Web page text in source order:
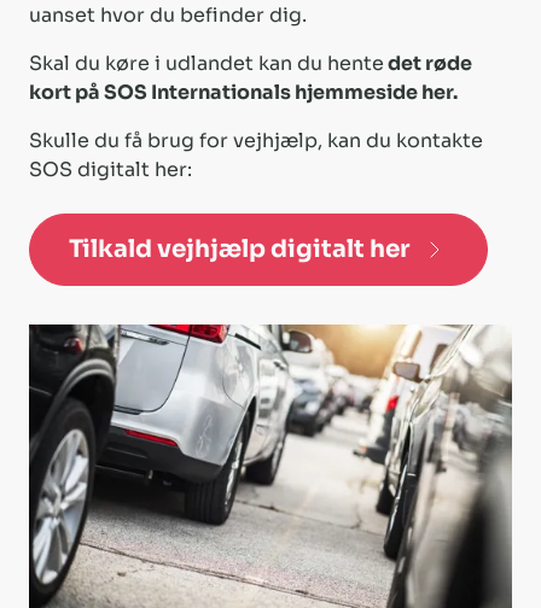
uanset hvor du befinder dig.
Skal du køre i udlandet kan du hentedet røde
kort på SOS Internationals hjemmeside her.
Skulle du få brug for vejhjælp, kan du kontakte
SOS digitalt her:
Tilkald vejhjælp digitalt her